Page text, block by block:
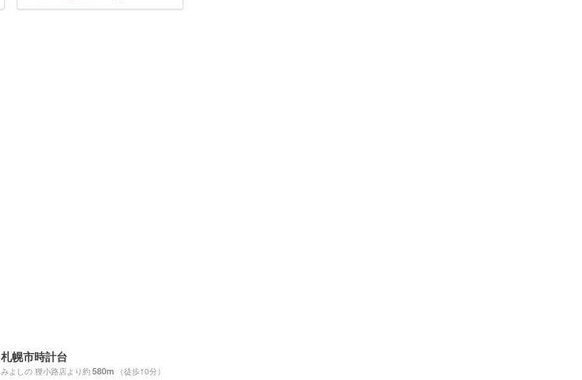
札幌市時計台
みよしの 狸小路店より約580m （徒歩10分）